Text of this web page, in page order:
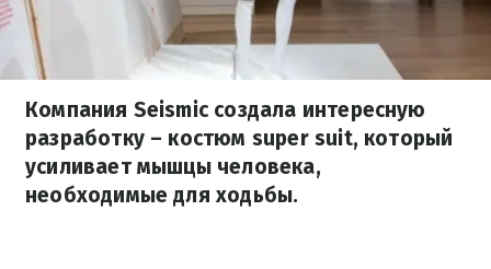
Компания Seismic создала интересную
разработку – костюм super suit, который
усиливает мышцы человека,
необходимые для ходьбы.